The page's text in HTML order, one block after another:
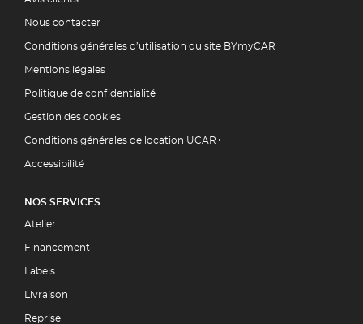
Nous contacter
Conditions générales d’utilisation du site BYmyCAR
Mentions légales
Politique de confidentialité
Gestion des cookies
Conditions générales de location UCAR+
Accessibilité
NOS SERVICES
Atelier
Financement
Labels
Livraison
Reprise